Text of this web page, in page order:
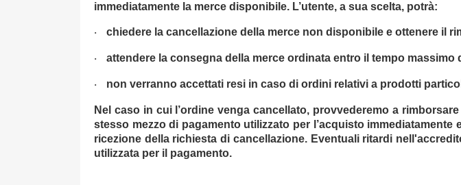
immediatamente la merce disponibile. L’utente, a sua scelta, potrà:
· chiedere la cancellazione della merce non disponibile e ottenere il
· attendere la consegna della merce ordinata entro il tempo massimo
· non verranno accettati resi in caso di ordini relativi a prodotti
Nel caso in cui l’ordine venga cancellato, provvederemo a
stesso mezzo di pagamento utilizzato per l’acquisto
ricezione della richiesta di cancellazione. Eventuali ritardi
utilizzata per il pagamento.